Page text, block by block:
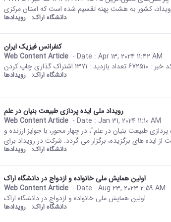
دانشگاه اراک: رویدادها
کنفرانس فیزیک ایران
Web Content Article
This result comes from the
- Date : Apr 13, 2024 11:42 AM
دانشگاه اراک: رویدادها
رویداد ملی ایده پردازی طبیعت بنیان در علم
Web Content Article
This result comes from the
- Date : Jan 31, 2024 11:10 AM
طبیعت بنیان در علم"، در چهار محور، با جوایز ارزنده و
دانشگاه اراک: رویدادها
اولین همایش ملی خانواده و ازدواج در دانشگاه اراک
Web Content Article
This result comes from the
- Date : Aug 23, 2023 2:59 AM
اولین همایش ملی خانواده و ازدواج در دانشگاه اراک
دانشگاه اراک: رویدادها